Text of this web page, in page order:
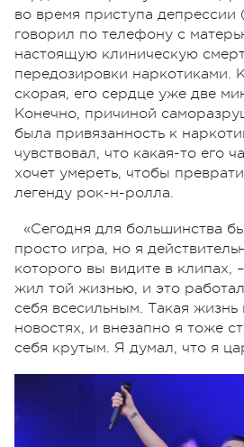
во время приступа депрессии
говорил по телефону с
настоящую клиническую
передозировки наркотиками.
скорая, его сердце уже две
Конечно, причиной
была привязанность к
чувствовал, что какая-то его
хочет умереть, чтобы
легенду рок-н-ролла.
«Сегодня для большинства
просто игра, но я
которого вы видите в клипах,
жил той жизнью, и это
себя всесильным. Такая жизнь
новостях, и внезапно я тоже
себя крутым. Я думал, что я